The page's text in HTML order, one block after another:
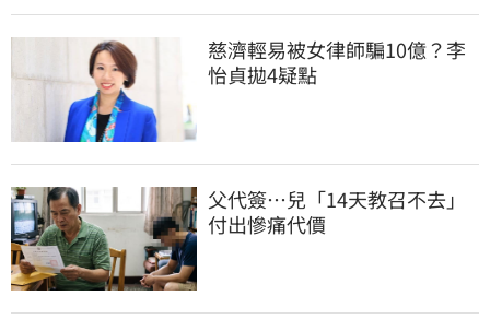
慈濟輕易被女律師騙10億？李
怡貞拋4疑點
父代簽…兒「14天教召不去」
付出慘痛代價